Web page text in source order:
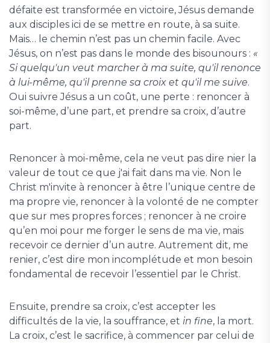
défaite est transformée en victoire, Jésus demande
aux disciples ici de se mettre en route, à sa suite.
Mais… le chemin n’est pas un chemin facile. Avec
Jésus, on n’est pas dans le monde des bisounours : «
Si quelqu'un veut marcher à ma suite, qu'il renonce
à lui-même, qu'il prenne sa croix et qu'il me suive.
Oui suivre Jésus a un coût, une perte : renoncer à
soi-même, d’une part, et prendre sa croix, d’autre
part.
Renoncer à moi-même, cela ne veut pas dire nier la
valeur de tout ce que j'ai fait dans ma vie. Non le
Christ m'invite à renoncer à être l’unique centre de
ma propre vie, renoncer à la volonté de ne compter
que sur mes propres forces ; renoncer à ne croire
qu’en moi pour me forger le sens de ma vie, mais
recevoir ce dernier d’un autre. Autrement dit, me
renier, c’est dire mon incomplétude et mon besoin
fondamental de recevoir l’essentiel par le Christ.
Ensuite, prendre sa croix, c’est accepter les
difficultés de la vie, la souffrance, et in fine, la mort.
La croix, c’est le sacrifice, à commencer par celui de